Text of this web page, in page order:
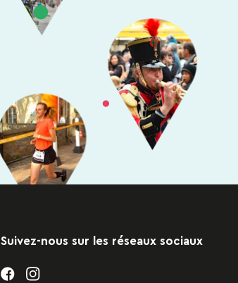
Suivez-nous sur les réseaux sociaux